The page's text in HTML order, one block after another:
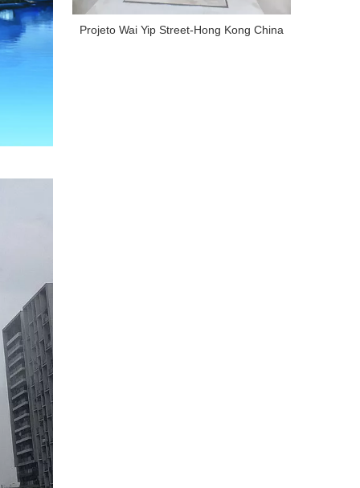
Projeto Wai Yip Street-Hong Kong China